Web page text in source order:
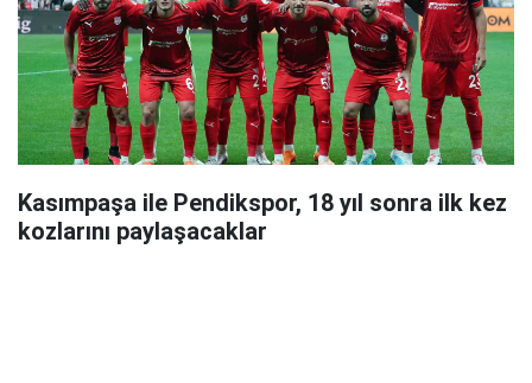
Kasımpaşa ile Pendikspor, 18 yıl sonra ilk kez
kozlarını paylaşacaklar